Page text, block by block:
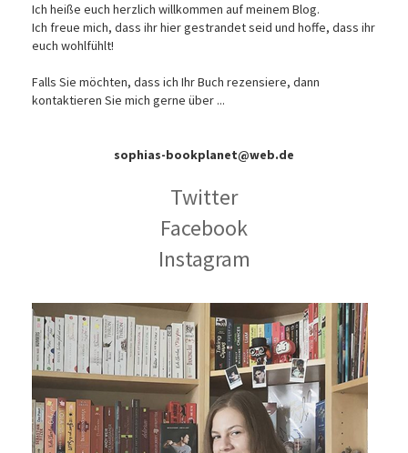
Ich heiße euch herzlich willkommen auf meinem Blog.
Ich freue mich, dass ihr hier gestrandet seid und hoffe, dass ihr
euch wohlfühlt!
Falls Sie möchten, dass ich Ihr Buch rezensiere, dann
kontaktieren Sie mich gerne über ...
sophias-bookplanet@web.de
Twitter
Facebook
Instagram